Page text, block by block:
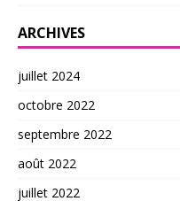
ARCHIVES
juillet 2024
octobre 2022
septembre 2022
août 2022
juillet 2022